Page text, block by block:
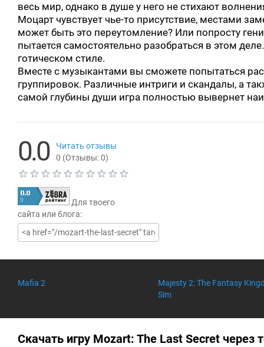
весь мир, однако в душе у него не стихают
Моцарт чувствует чье-то присутствие, местами
может быть это переутомление? Или попросту
пытается самостоятельно разобраться в этом
готическом стиле.
Вместе с музыкантами вы сможете попытаться
группировок. Различные интриги и скандалы, а
самой глубины души игра полностью вывернет
0.0
Читать отзывы
0 (Отзывы:0)
е
к
у
щ
а
я
ц
н
к
Для твоего
сайта или блога:
Mafia 2
Majesty 2: The Fantasy
Sim
Скачать игру Mozart: The Last Secret через